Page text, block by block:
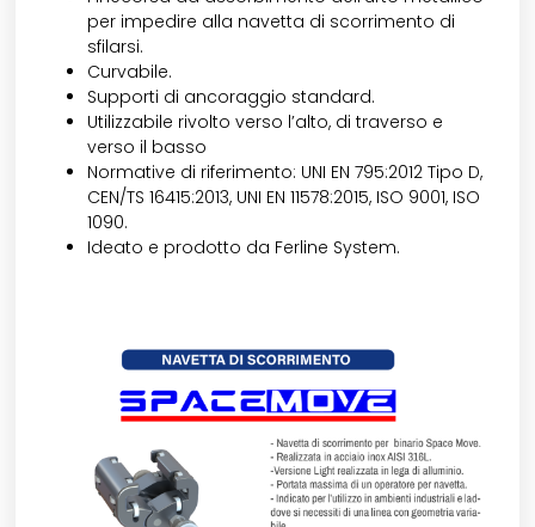
per impedire alla navetta di scorrimento di
sfilarsi.
Curvabile.
Supporti di ancoraggio standard.
Utilizzabile rivolto verso l’alto, di traverso e
verso il basso
Normative di riferimento: UNI EN 795:2012 Tipo D,
CEN/TS 16415:2013, UNI EN 11578:2015, ISO 9001, ISO
1090.
Ideato e prodotto da Ferline System.